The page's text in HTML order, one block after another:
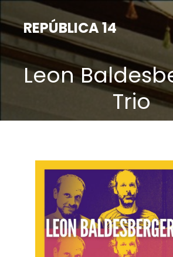
Saltar
o
conteúdoREPÚBLICA 14
Leon
Trio